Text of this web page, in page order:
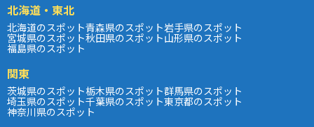
北海道・東北
北海道のスポット青森県のスポット岩手県のスポット
宮城県のスポット秋田県のスポット山形県のスポット
福島県のスポット
関東
茨城県のスポット栃木県のスポット群馬県のスポット
埼玉県のスポット千葉県のスポット東京都のスポット
神奈川県のスポット